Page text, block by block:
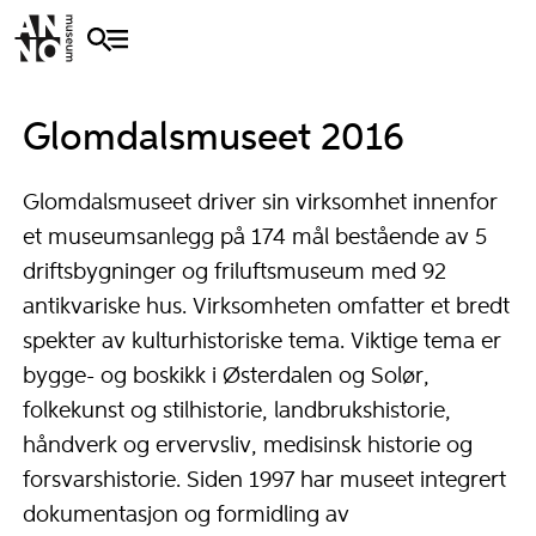
Glomdalsmuseet 2016
Glomdalsmuseet driver sin virksomhet innenfor
et museumsanlegg på 174 mål bestående av 5
driftsbygninger og friluftsmuseum med 92
antikvariske hus. Virksomheten omfatter et bredt
spekter av kulturhistoriske tema. Viktige tema er
bygge- og boskikk i Østerdalen og Solør,
folkekunst og stilhistorie, landbrukshistorie,
håndverk og ervervsliv, medisinsk historie og
forsvarshistorie. Siden 1997 har museet integrert
dokumentasjon og formidling av